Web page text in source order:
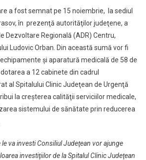
Va
Beneficia
De
Noi
Echipamente
Medicale
Valoare
De
Peste
Lei
a fost semnat pe 15 noiembrie, la sediul
în prezenţă autorităţilor judeţene, a
Dezvoltare Regională (ADR) Centru,
Ludovic Orban. Din această sumă vor fi
şi aparatură medicală de 58 de
a 12 cabinete din cadrul
al Spitalului Clinic Judeţean de Urgenţă
la creşterea calităţii serviciilor medicale,
sistemului de sănătate prin reducerea
le va investi Consiliul Judeţean vor ajunge
investiţiilor de la Spitalul Clinic Judeţean